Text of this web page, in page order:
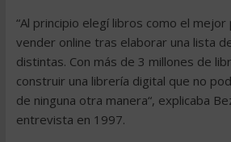
“Al principio elegí libros como el
vender online tras elaborar una lista
distintas. Con más de 3 millones de
construir una librería digital que no
de ninguna otra manera“, explicaba
entrevista en 1997.